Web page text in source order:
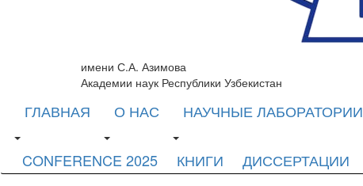
имени С.А. Азимова
Академии наук Республики Узбекистан
ГЛАВНАЯ О НАС НАУЧНЫЕ ЛАБОРАТОРИИ
CONFERENCE 2025 КНИГИ ДИССЕРТАЦИИ